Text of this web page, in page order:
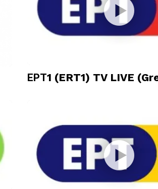
ΕΡΤ1 (ERT1) TV LIVE